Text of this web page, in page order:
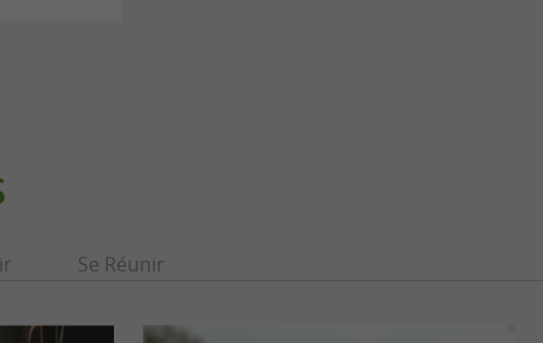
Se Réunir